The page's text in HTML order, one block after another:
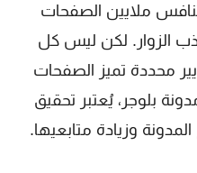
ملايين الصفحات
الزوار. لكن ليس كل
محددة تميز الصفحات
بلوجر، يُعتبر تحقيق
المدونة وزيادة متابعيها.